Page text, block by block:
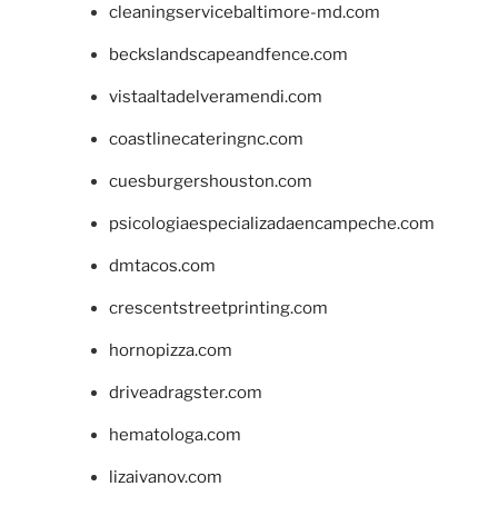
cleaningservicebaltimore-md.com
beckslandscapeandfence.com
vistaaltadelveramendi.com
coastlinecateringnc.com
cuesburgershouston.com
psicologiaespecializadaencampeche.com
dmtacos.com
crescentstreetprinting.com
hornopizza.com
driveadragster.com
hematologa.com
lizaivanov.com